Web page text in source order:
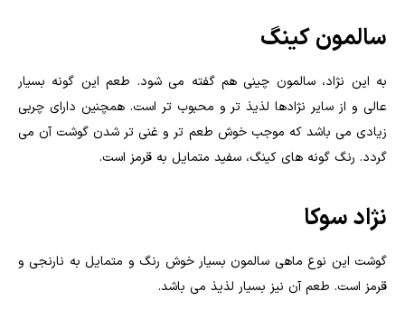
سالمون کینگ
به این نژاد، سالمون چینی هم گفته می شود. طعم این گونه بسیار
عالی و از سایر نژادها لذیذ تر و محبوب تر است. همچنین دارای چربی
زیادی می باشد که موجب خوش طعم تر و غنی تر شدن گوشت آن می
گردد. رنگ گونه های کینگ، سفید متمایل به قرمز است.
نژاد سوکا
گوشت این نوع ماهی سالمون بسیار خوش رنگ و متمایل به نارنجی و
قرمز است. طعم آن نیز بسیار لذیذ می باشد.